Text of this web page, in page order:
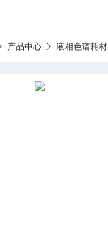
产品中心 液相色谱耗材